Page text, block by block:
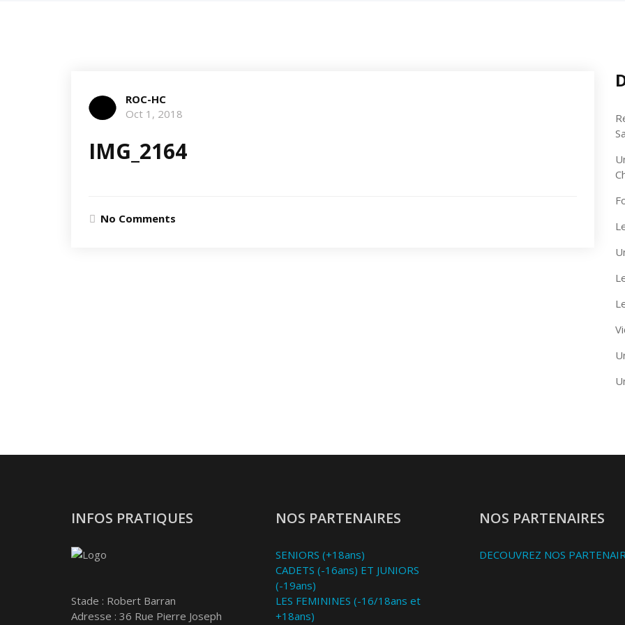
ROC-HC
Oct 1, 2018
IMG_2164
No Comments
INFOS PRATIQUES
Stade : Robert Barran
Adresse : 36 Rue Pierre Joseph
NOS PARTENAIRES
SENIORS (+18ans)
CADETS (-16ans) ET JUNIORS
(-19ans)
LES FEMININES (-16/18ans et
+18ans)
NOS PARTENAIRES
DECOUVREZ NOS